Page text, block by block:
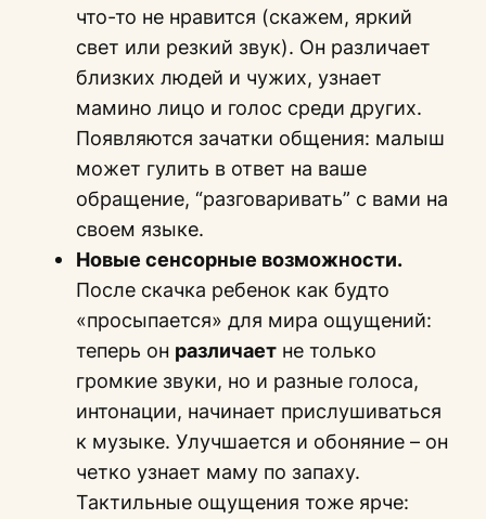
что-то не нравится (скажем, яркий
свет или резкий звук). Он различает
близких людей и чужих, узнает
мамино лицо и голос среди других.
Появляются зачатки общения: малыш
может гулить в ответ на ваше
обращение, “разговаривать” с вами на
своем языке.
Новые сенсорные возможности.
После скачка ребенок как будто
«просыпается» для мира ощущений:
теперь он различает не только
громкие звуки, но и разные голоса,
интонации, начинает прислушиваться
к музыке. Улучшается и обоняние – он
четко узнает маму по запаху.
Тактильные ощущения тоже ярче: